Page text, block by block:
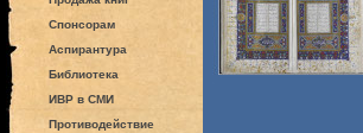
Спонсорам
Аспирантура
Библиотека
ИВР в СМИ
Противодействие